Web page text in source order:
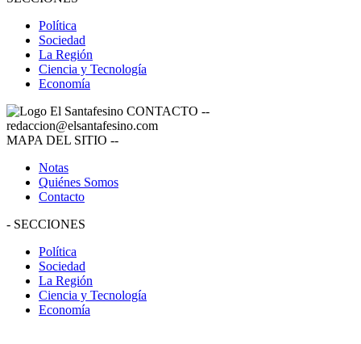
Política
Sociedad
La Región
Ciencia y Tecnología
Economía
CONTACTO --
redaccion@elsantafesino.com
MAPA DEL SITIO --
Notas
Quiénes Somos
Contacto
- SECCIONES
Política
Sociedad
La Región
Ciencia y Tecnología
Economía